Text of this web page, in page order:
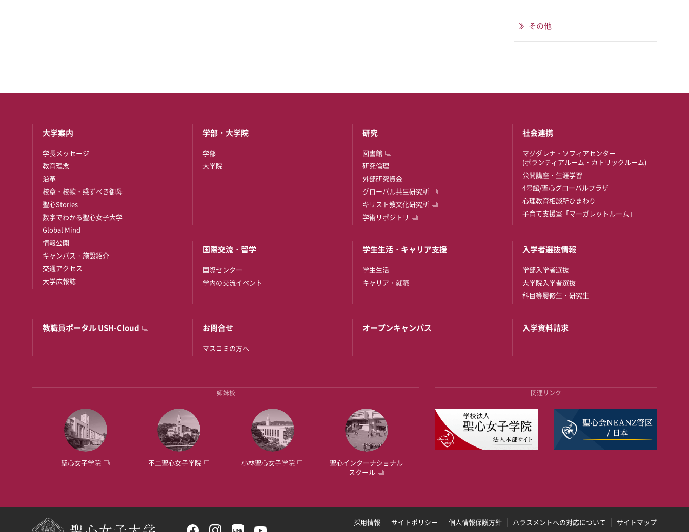
その他
大学案内
学長メッセージ
教育理念
沿革
校章・校歌・感ずべき御母
聖心Stories
数字でわかる聖心女子大学
Global Mind
情報公開
キャンパス・施設紹介
交通アクセス
大学広報誌
学部・大学院
学部
大学院
研究
図書館
研究倫理
外部研究資金
グローバル共生研究所
キリスト教文化研究所
学術リポジトリ
社会連携
マグダレナ・ソフィアセンター
(ボランティアルーム・カトリックルーム)
公開講座・生涯学習
4号館/聖心グローバルプラザ
心理教育相談所ひまわり
子育て支援室「マーガレットルーム」
国際交流・留学
国際センター
学内の交流イベント
学生生活・キャリア支援
学生生活
キャリア・就職
入学者選抜情報
学部入学者選抜
大学院入学者選抜
科目等履修生・研究生
教職員ポータル USH-Cloud お問合せ
マスコミの方へ
オープンキャンパス 入学資料請求
姉妹校
聖心女子学院 不二聖心女子学院 小林聖心女子学院
聖心インターナショナル
スクール
関連リンク
採用情報 サイトポリシー 個人情報保護方針 ハラスメントへの対応について サイトマップ